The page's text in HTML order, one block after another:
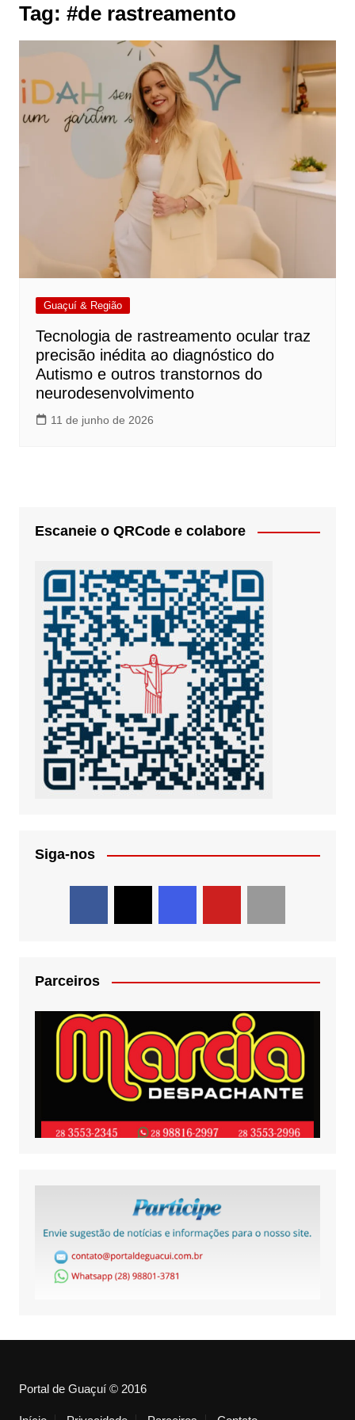
Tag: #de rastreamento
Guaçuí & Região
Tecnologia de rastreamento ocular traz
precisão inédita ao diagnóstico do
Autismo e outros transtornos do
neurodesenvolvimento
11 de junho de 2026
Escaneie o QRCode e colabore
Siga-nos
Parceiros
Portal de Guaçuí © 2016